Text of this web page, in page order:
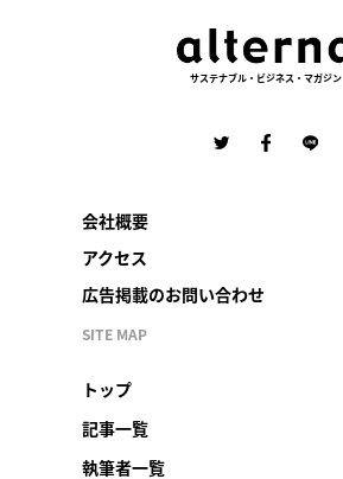
サステナブル・ビジネス・マガジン
会社概要
アクセス
広告掲載のお問い合わせ
SITE MAP
トップ
記事一覧
執筆者一覧